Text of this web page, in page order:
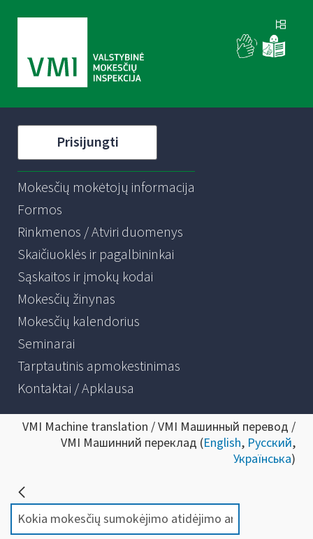
Prisijungti
Mokesčių mokėtojų informacija
Formos
Rinkmenos / Atviri duomenys
Skaičiuoklės ir pagalbininkai
Sąskaitos ir įmokų kodai
Mokesčių žinynas
Mokesčių kalendorius
Seminarai
Tarptautinis apmokestinimas
Kontaktai / Apklausa
VMI Machine translation / VMI Машинный перевод /
VMI Машинний переклад (English, Русский,
Українська)